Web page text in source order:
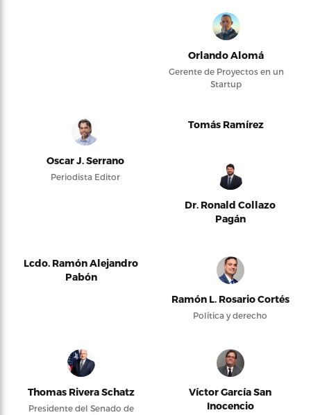
Orlando Alomá
Gerente de Proyectos en un
Startup
Oscar J. Serrano
Periodista Editor
Tomás Ramírez
Dr. Ronald Collazo
Pagán
Lcdo. Ramón Alejandro
Pabón
Ramón L. Rosario Cortés
Política y derecho
Thomas Rivera Schatz
Presidente del Senado de
Víctor García San
Inocencio